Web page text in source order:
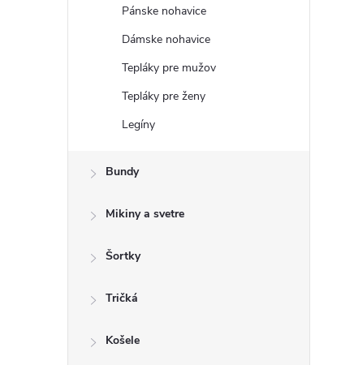
Pánske nohavice
Dámske nohavice
Tepláky pre mužov
Tepláky pre ženy
Legíny
Bundy
Mikiny a svetre
Šortky
Tričká
Košele